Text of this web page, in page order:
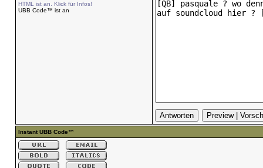
HTML ist an. Klick für Infos!
UBB Code™ ist an
Instant UBB Code™